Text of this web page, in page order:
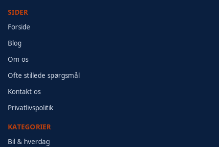
SIDER
Forside
Blog
Om os
Ofte stillede spørgsmål
Kontakt os
Privatlivspolitik
KATEGORIER
Bil & hverdag